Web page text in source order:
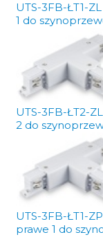
UTS-3FB-ŁT1-
1 do
UTS-3FB-ŁT2-
2 do
UTS-3FB-ŁT1-
prawe 1 do